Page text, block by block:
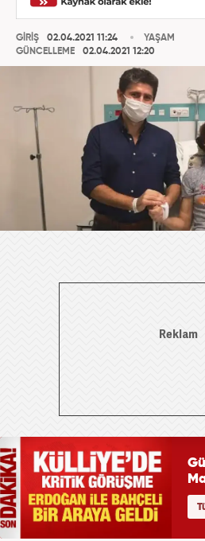
GİRİŞ
02.04.2021 11:24
GÜNCELLEME
02.04.2021 12:20
YAŞAM